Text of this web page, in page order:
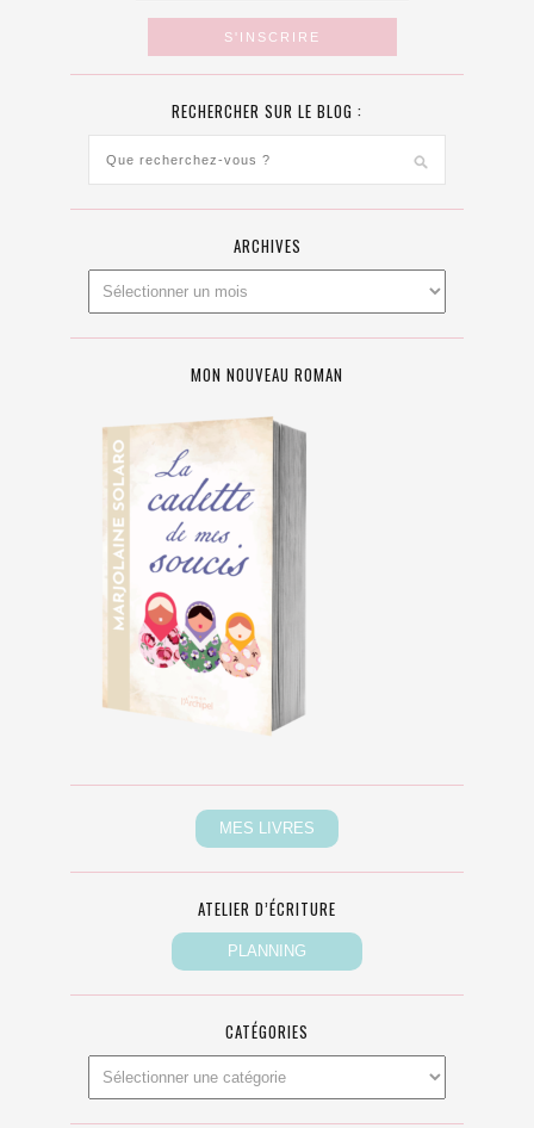
RECHERCHER SUR LE BLOG :
ARCHIVES
MON NOUVEAU ROMAN
ATELIER D’ÉCRITURE
CATÉGORIES